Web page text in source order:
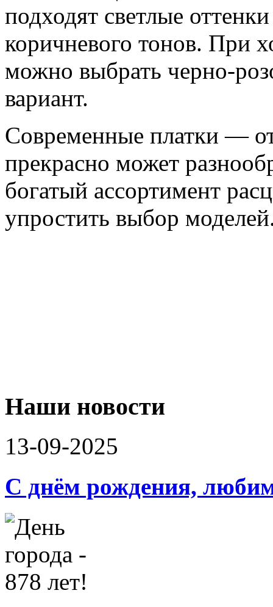
подходят светлые
коричневого тонов. При
можно выбрать черно-
вариант.
Современные платки —
прекрасно может
богатый ассортимент
упростить выбор
Наши новости
13-09-2025
С днём рождения,